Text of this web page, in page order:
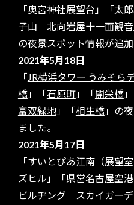
「奥宮神社展望台 」「太
子山 北向岩屋十一面観音
の夜景スポット情報が追加
2021年5月18日
「 JR横浜タワー うみそら
橋」「石原町」「開栄橋
富双緑地 」「相生橋」の
ました。
2021年5月17日
「すいとぴあ江南（展望室
ズヒル 」「県営名古屋空
ビルヂング スカイガー